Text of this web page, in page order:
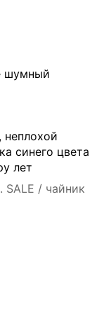
шумный
синего цвета
лет
/ чайник